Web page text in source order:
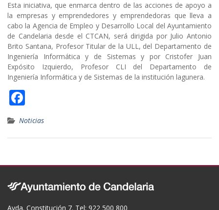
Esta iniciativa, que enmarca dentro de las acciones de apoyo a
la empresas y emprendedores y emprendedoras que lleva a
cabo la Agencia de Empleo y Desarrollo Local del Ayuntamiento
de Candelaria desde el CTCAN, será dirigida por Julio Antonio
Brito Santana, Profesor Titular de la ULL, del Departamento de
Ingeniería Informática y de Sistemas y por Cristofer Juan
Expósito Izquierdo, Profesor CLI del Departamento de
Ingeniería Informática y de Sistemas de la institución lagunera.
ac
e
b
o
k
Noticias
Avda. Constitución 7. Tel: 922 500 800